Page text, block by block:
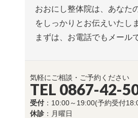
おおにし整体院は、あなた
をしっかりとお伝えいたし
まずは、お電話でもメール
気軽にご相談・ご予約ください
TEL 0867-42-
受付 ：10:00～19:00(予約受付
休診 ：月曜日